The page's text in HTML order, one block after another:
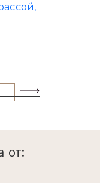
от: